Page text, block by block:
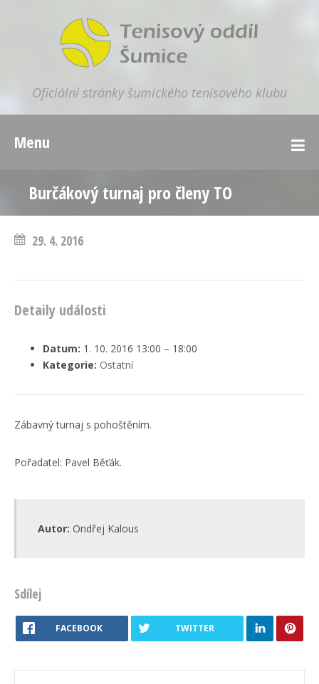
Oficiální stránky šumického tenisového klubu
Menu
Burčákový turnaj pro členy TO
29. 4. 2016
Detaily události
Datum: 1. 10. 2016 13:00 – 18:00
Kategorie: Ostatní
Zábavný turnaj s pohoštěním.
Pořadatel: Pavel Běťák.
Autor: Ondřej Kalous
Sdílej
FACEBOOK TWITTER